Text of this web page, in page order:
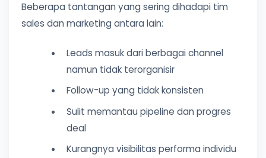
Beberapa tantangan yang sering dihadapi tim
sales dan marketing antara lain:
Leads masuk dari berbagai channel
namun tidak terorganisir
Follow-up yang tidak konsisten
Sulit memantau pipeline dan progres
deal
Kurangnya visibilitas performa individu